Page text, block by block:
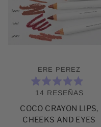
ERE PEREZ
CALIFICADO
5.0
DE
5
ESTRELLAS
14 RESEÑAS
COCO CRAYON LIPS,
CHEEKS AND EYES